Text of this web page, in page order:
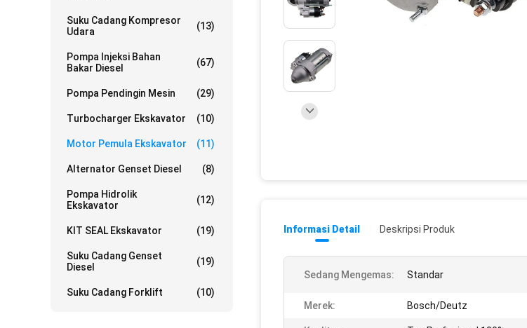
Suku Cadang Kompresor
Udara
(13)
Pompa Injeksi Bahan
Bakar Diesel
(67)
Pompa Pendingin Mesin (29)
Turbocharger Ekskavator (10)
Motor Pemula Ekskavator (11)
Alternator Genset Diesel (8)
Pompa Hidrolik
Ekskavator
(12)
KIT SEAL Ekskavator (19)
Suku Cadang Genset
Diesel
(19)
Suku Cadang Forklift (10)
Informasi Detail Deskripsi Produk
Sedang Mengemas: Standar
Merek: Bosch/Deutz